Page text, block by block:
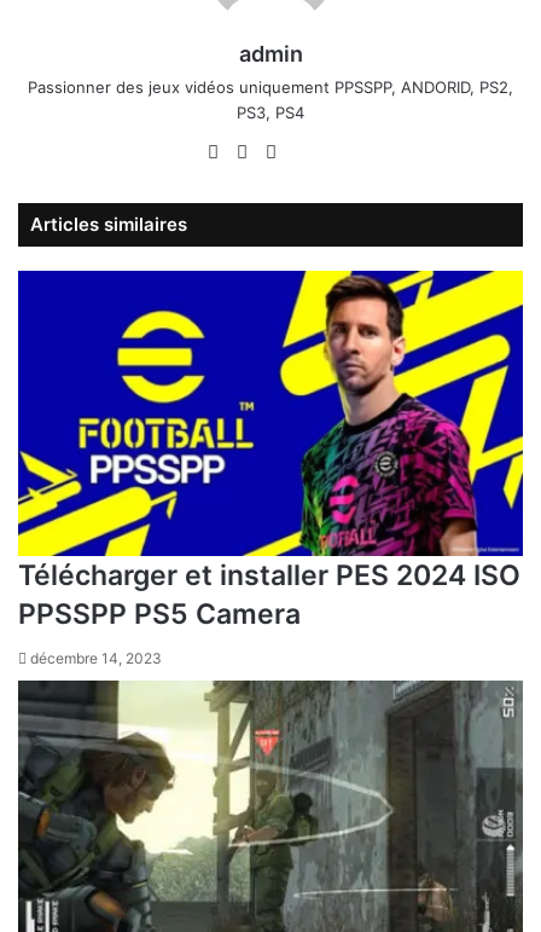
admin
Passionner des jeux vidéos uniquement PPSSPP, ANDORID, PS2,
PS3, PS4
WebsiteFacebook
Articles similaires
Télécharger et installer PES 2024 ISO
PPSSPP PS5 Camera
décembre 14, 2023